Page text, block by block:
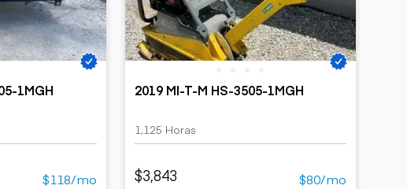
1MGH
$118/mo
2019 MI-T-M HS-3505-1MGH
1,125 Horas
$3,843 $80/mo